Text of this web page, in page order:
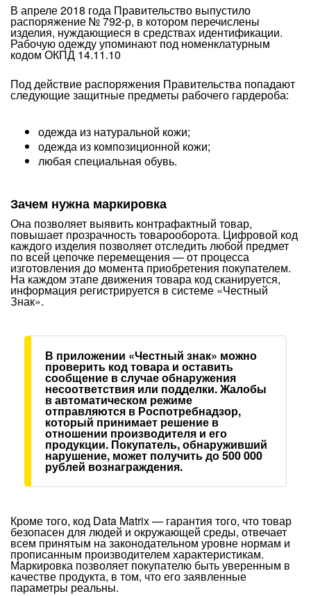
В апреле 2018 года Правительство выпустило
распоряжение № 792-р, в котором перечислены
изделия, нуждающиеся в средствах идентификации.
Рабочую одежду упоминают под номенклатурным
кодом ОКПД 14.11.10
Под действие распоряжения Правительства попадают
следующие защитные предметы рабочего гардероба:
одежда из натуральной кожи;
одежда из композиционной кожи;
любая специальная обувь.
Зачем нужна маркировка
Она позволяет выявить контрафактный товар,
повышает прозрачность товарооборота. Цифровой код
каждого изделия позволяет отследить любой предмет
по всей цепочке перемещения — от процесса
изготовления до момента приобретения покупателем.
На каждом этапе движения товара код сканируется,
информация регистрируется в системе «Честный
Знак».
В приложении «Честный знак» можно
проверить код товара и оставить
сообщение в случае обнаружения
несоответствия или подделки. Жалобы
в автоматическом режиме
отправляются в Роспотребнадзор,
который принимает решение в
отношении производителя и его
продукции. Покупатель, обнаруживший
нарушение, может получить до 500 000
рублей вознаграждения.
Кроме того, код Data Matrix — гарантия того, что товар
безопасен для людей и окружающей среды, отвечает
всем принятым на законодательном уровне нормам и
прописанным производителем характеристикам.
Маркировка позволяет покупателю быть уверенным в
качестве продукта, в том, что его заявленные
параметры реальны.